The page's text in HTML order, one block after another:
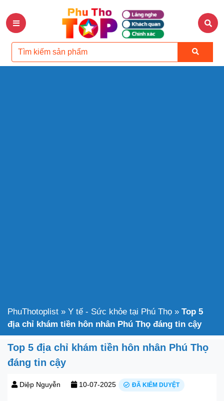
PhuThotoplist » Y tế - Sức khỏe tại Phú Thọ » Top 5
địa chỉ khám tiền hôn nhân Phú Thọ đáng tin cậy
Top 5 địa chỉ khám tiền hôn nhân Phú Thọ
đáng tin cậy
Diệp Nguyễn 10-07-2025 ĐÃ KIỂM DUYỆT